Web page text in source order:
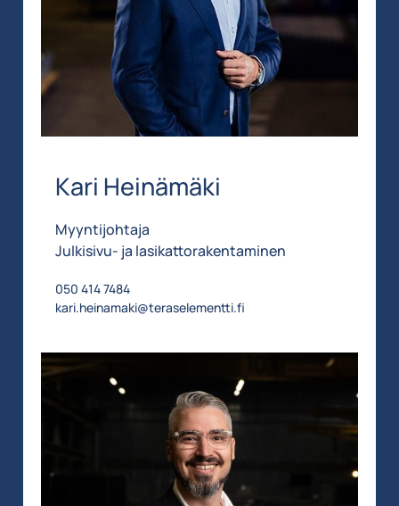
Kari Heinämäki
Myyntijohtaja
Julkisivu- ja lasikattorakentaminen
050 414 7484
kari.heinamaki@teraselementti.fi